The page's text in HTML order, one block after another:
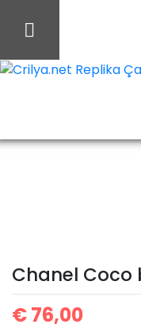
Chanel Coco
€76,00